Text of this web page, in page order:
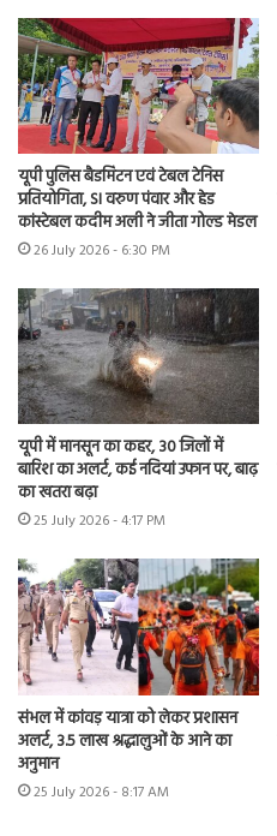
यूपी पुलिस बैडमिंटन एवं टेबल टेनिस
प्रतियोगिता, SI वरुण पंवार और हेड
कांस्टेबल कदीम अली ने जीता गोल्ड मेडल
26 July 2026 - 6:30 PM
यूपी में मानसून का कहर, 30 जिलों में
बारिश का अलर्ट, कई नदियां उफान पर, बाढ़
का खतरा बढ़ा
25 July 2026 - 4:17 PM
संभल में कांवड़ यात्रा को लेकर प्रशासन
अलर्ट, 3.5 लाख श्रद्धालुओं के आने का
अनुमान
25 July 2026 - 8:17 AM